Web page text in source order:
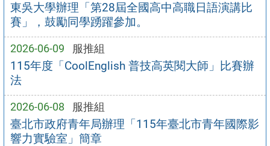
東吳大學辦理「第28屆全國高中高職日語演講比
賽」，鼓勵同學踴躍參加。
2026-06-09 服推組
115年度「CoolEnglish 普技高英閱大師」比賽辦
法
2026-06-08 服推組
臺北市政府青年局辦理「115年臺北市青年國際影
響力實驗室」簡章